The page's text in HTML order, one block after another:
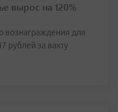
вырос на 120%
вознаграждения для
рублей за вахту